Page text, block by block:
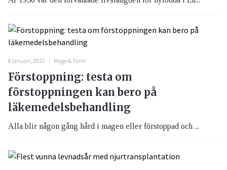
8 januari, 2025 Mage & Tarm
Förstoppning: testa om
förstoppningen kan bero på
läkemedelsbehandling
Alla blir någon gång hård i magen eller förstoppad och ...